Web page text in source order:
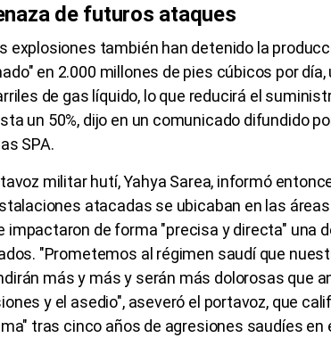
de futuros ataques
explosiones también han detenido la
en 2.000 millones de pies cúbicos por
de gas líquido, lo que reducirá el
un 50%, dijo en un comunicado difundido
SPA.
militar hutí, Yahya Sarea, informó
atacadas se ubicaban en las
impactaron de forma "precisa y directa" una
"Prometemos al régimen saudí que
más y más y serán más dolorosas que
y el asedio", aseveró el portavoz, que
tras cinco años de agresiones saudíes en